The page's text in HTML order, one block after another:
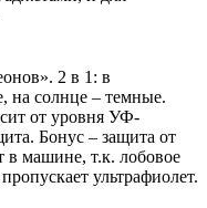
2 в 1: в
на солнце – темные.
от уровня УФ-
Бонус – защита от
в машине, т.к. лобовое
ультрафиолет.